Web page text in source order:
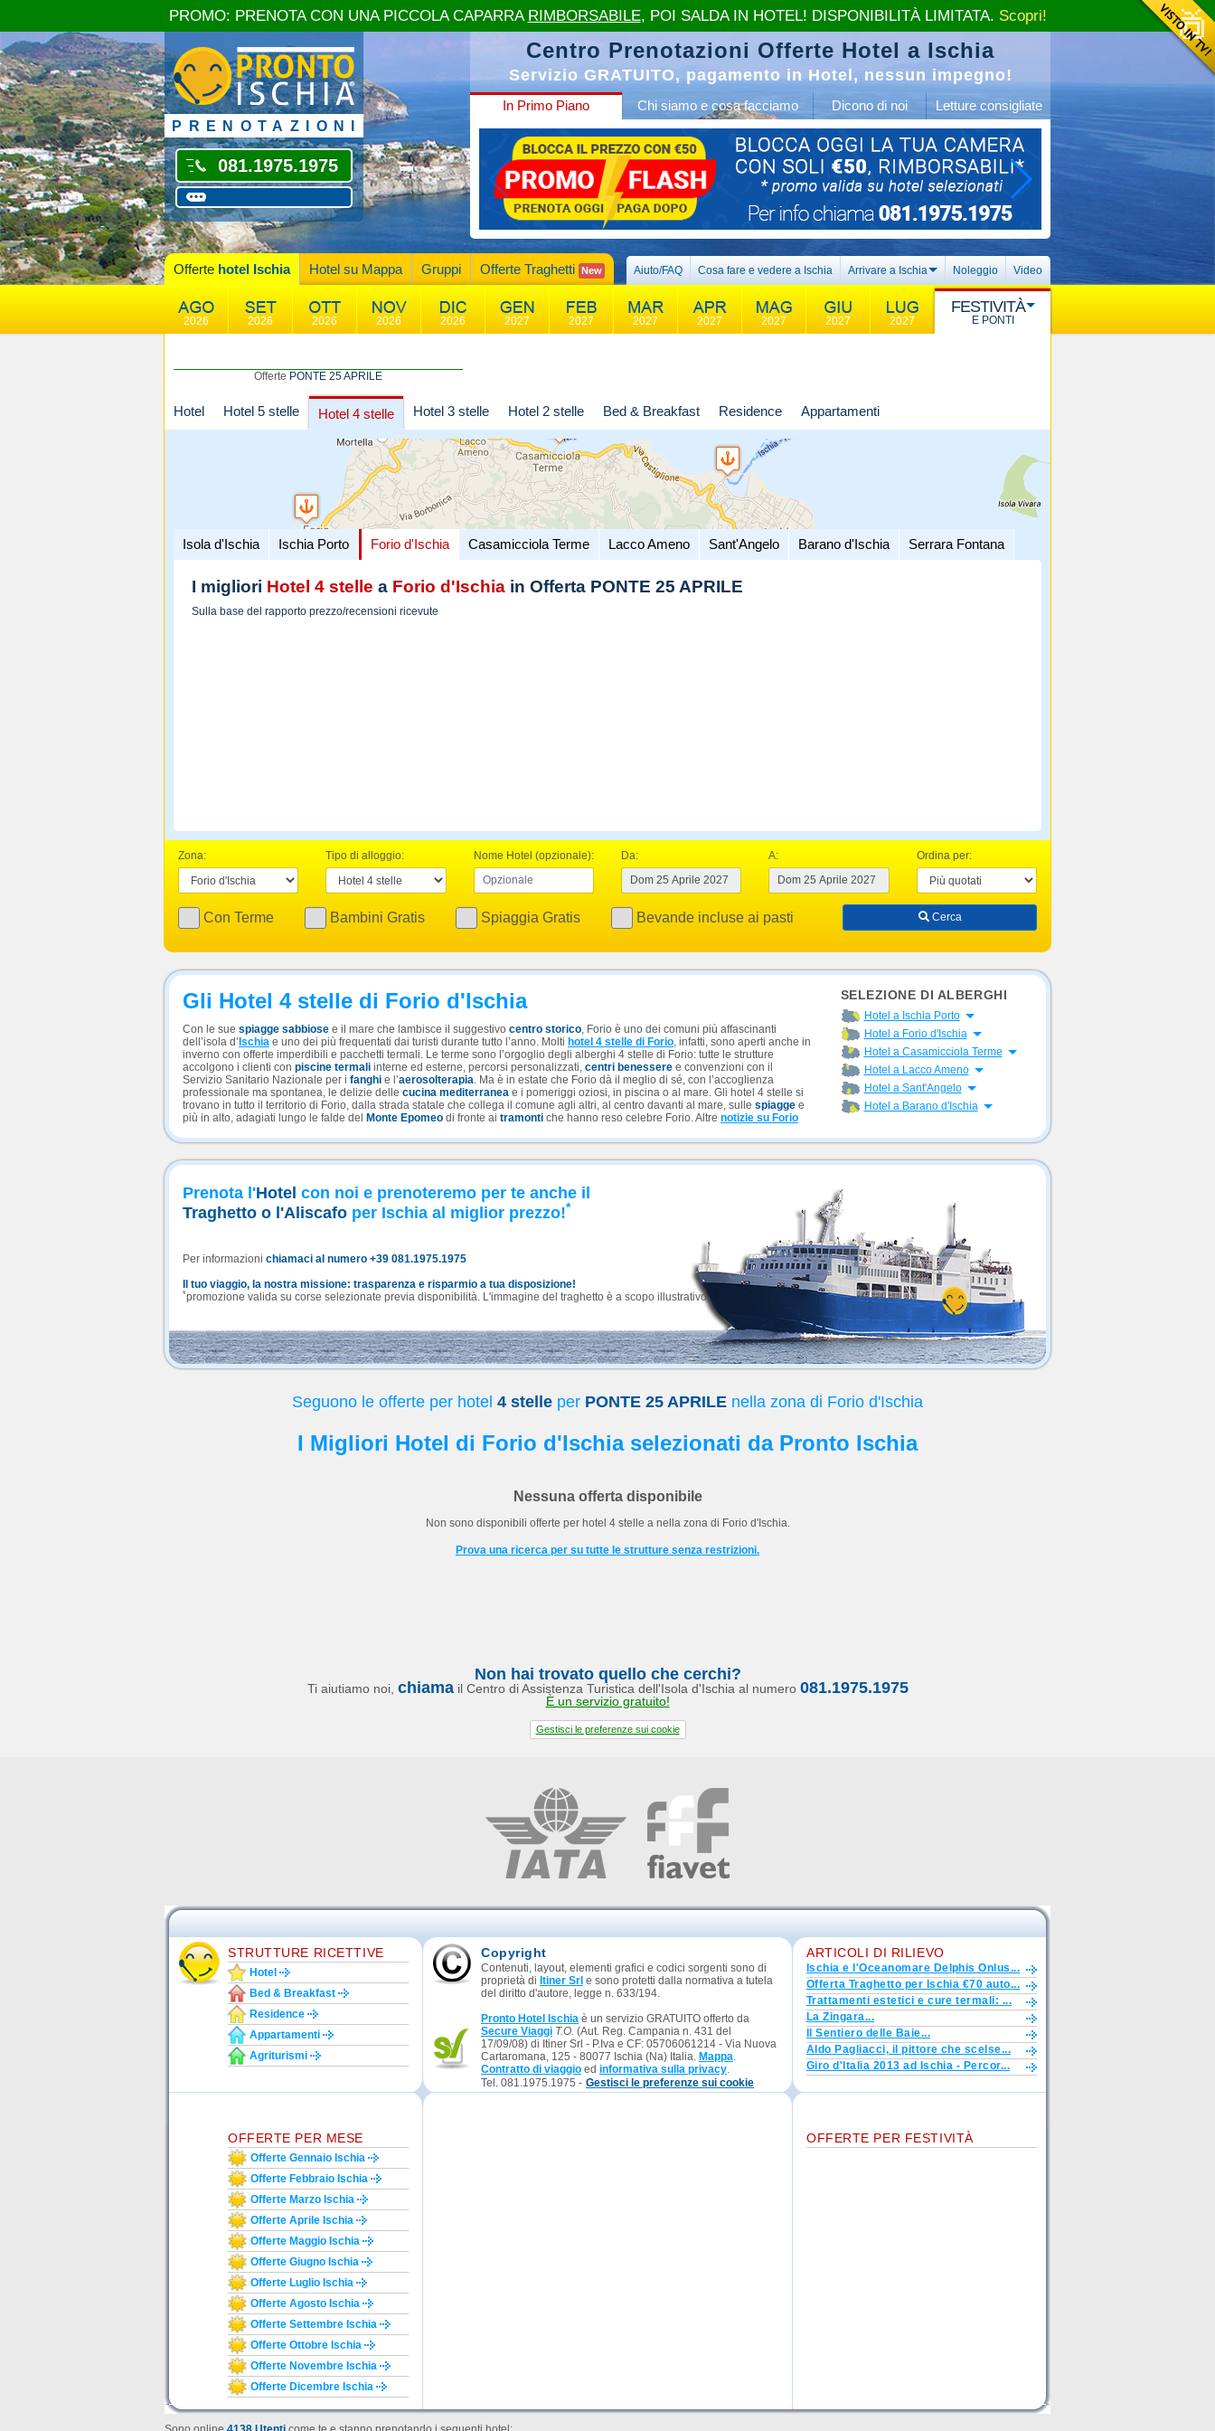
PRENOTAZIONI
081.1975.1975
Centro Prenotazioni Offerte Hotel a Ischia
Servizio GRATUITO, pagamento in Hotel, nessun impegno!
In Primo Piano Chi siamo e cosa facciamo Dicono di noi Letture consigliate
Offerte hotel Ischia Hotel su Mappa Gruppi Offerte Traghetti New Aiuto/FAQ Cosa fare e vedere a Ischia Arrivare a Ischia Noleggio Video
2026 2026 2026 2026 2026 2027 2027 2027 2027 2027 2027 2027
FESTIVITÀ
E PONTI
Offerte PONTE 25 APRILE
Hotel Hotel 5 stelle Hotel 4 stelle Hotel 3 stelle Hotel 2 stelle Bed & Breakfast Residence Appartamenti
Isola d'Ischia Ischia Porto Forio d'Ischia Casamicciola Terme Lacco Ameno Sant'Angelo Barano d'Ischia Serrara Fontana
I migliori Hotel 4 stelle a Forio d'Ischia in Offerta PONTE 25 APRILE
Sulla base del rapporto prezzo/recensioni ricevute
Zona: Tipo di alloggio: Nome Hotel (opzionale): Da: A: Ordina per:
Con Terme Bambini Gratis Spiaggia Gratis Bevande incluse ai pasti Cerca
Gli Hotel 4 stelle di Forio d'Ischia
Con le sue spiagge sabbiose e il mare che lambisce il suggestivo centro storico, Forio è uno dei comuni più affascinanti
dell’isola d’ Ischia e uno dei più frequentati dai turisti durante tutto l’anno. Molti hotel 4 stelle di Forio, infatti, sono aperti anche in
inverno con offerte imperdibili e pacchetti termali. Le terme sono l’orgoglio degli alberghi 4 stelle di Forio: tutte le strutture
accolgono i clienti con piscine termali interne ed esterne, percorsi personalizzati, centri benessere e convenzioni con il
Servizio Sanitario Nazionale per i fanghi e l’aerosolterapia. Ma è in estate che Forio dà il meglio di sé, con l’accoglienza
professionale ma spontanea, le delizie delle cucina mediterranea e i pomeriggi oziosi, in piscina o al mare. Gli hotel 4 stelle si
trovano in tutto il territorio di Forio, dalla strada statale che collega il comune agli altri, al centro davanti al mare, sulle spiagge e
più in alto, adagiati lungo le falde del
Monte Epomeo di fronte ai tramonti che hanno reso celebre Forio. Altre notizie su Forio
SELEZIONE DI ALBERGHI
Hotel a Ischia Porto Apri menu
Hotel a Forio d'Ischia Apri menu
Hotel a Casamicciola Terme Apri menu
Hotel a Lacco Ameno Apri menu
Hotel a Sant'Angelo Apri menu
Hotel a Barano d'Ischia Apri menu
Prenota l'Hotel con noi e prenoteremo per te anche il
Traghetto o l'Aliscafo per Ischia al miglior prezzo!*
Per informazioni chiamaci al numero +39 081.1975.1975
Il tuo viaggio, la nostra missione: trasparenza e risparmio a tua disposizione!
*promozione valida su corse selezionate previa disponibilità. L'immagine del traghetto è a scopo illustrativo.
Seguono le offerte per hotel 4 stelle per PONTE 25 APRILE nella zona di Forio d'Ischia
I Migliori Hotel di Forio d'Ischia selezionati da Pronto Ischia
Nessuna offerta disponibile
Non sono disponibili offerte per hotel 4 stelle a nella zona di Forio d'Ischia.
Prova una ricerca per su tutte le strutture senza restrizioni.
Non hai trovato quello che cerchi?
Ti aiutiamo noi, chiamail Centro di Assistenza Turistica dell'Isola d'Ischia al numero 081.1975.1975
È un servizio gratuito!
Gestisci le preferenze sui cookie
STRUTTURE RICETTIVE
Hotel
Bed & Breakfast
Residence
Appartamenti
Agriturismi
Copyright
Contenuti, layout, elementi grafici e codici sorgenti sono di
proprietà di Itiner Srl e sono protetti dalla normativa a tutela
del diritto d'autore, legge n. 633/194.
Pronto Hotel Ischia è un servizio GRATUITO offerto da
Secure Viaggi T.O. (Aut. Reg. Campania n. 431 del
17/09/08) di Itiner Srl - P.Iva e CF: 05706061214 - Via Nuova
Cartaromana, 125 - 80077 Ischia (Na) Italia. Mappa.
Contratto di viaggio ed informativa sulla privacy.
Tel. 081.1975.1975 - Gestisci le preferenze sui cookie
ARTICOLI DI RILIEVO
Ischia e l'Oceanomare Delphis Onlus...
Offerta Traghetto per Ischia €70 auto...
Trattamenti estetici e cure termali: ...
La Zingara...
Il Sentiero delle Baie...
Aldo Pagliacci, il pittore che scelse...
Giro d'Italia 2013 ad Ischia - Percor...
OFFERTE PER MESE
Offerte Gennaio Ischia
Offerte Febbraio Ischia
Offerte Marzo Ischia
Offerte Aprile Ischia
Offerte Maggio Ischia
Offerte Giugno Ischia
Offerte Luglio Ischia
Offerte Agosto Ischia
Offerte Settembre Ischia
Offerte Ottobre Ischia
Offerte Novembre Ischia
Offerte Dicembre Ischia
OFFERTE PER FESTIVITÀ
PROMO: PRENOTA CON UNA PICCOLA CAPARRA RIMBORSABILE, POI SALDA IN HOTEL! DISPONIBILITÀ LIMITATA. Scopri!